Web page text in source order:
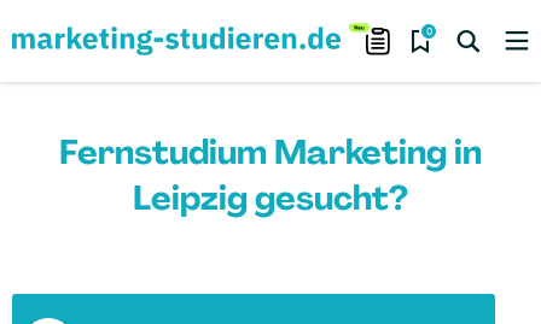
0
Fernstudium Marketing in
Leipzig gesucht?